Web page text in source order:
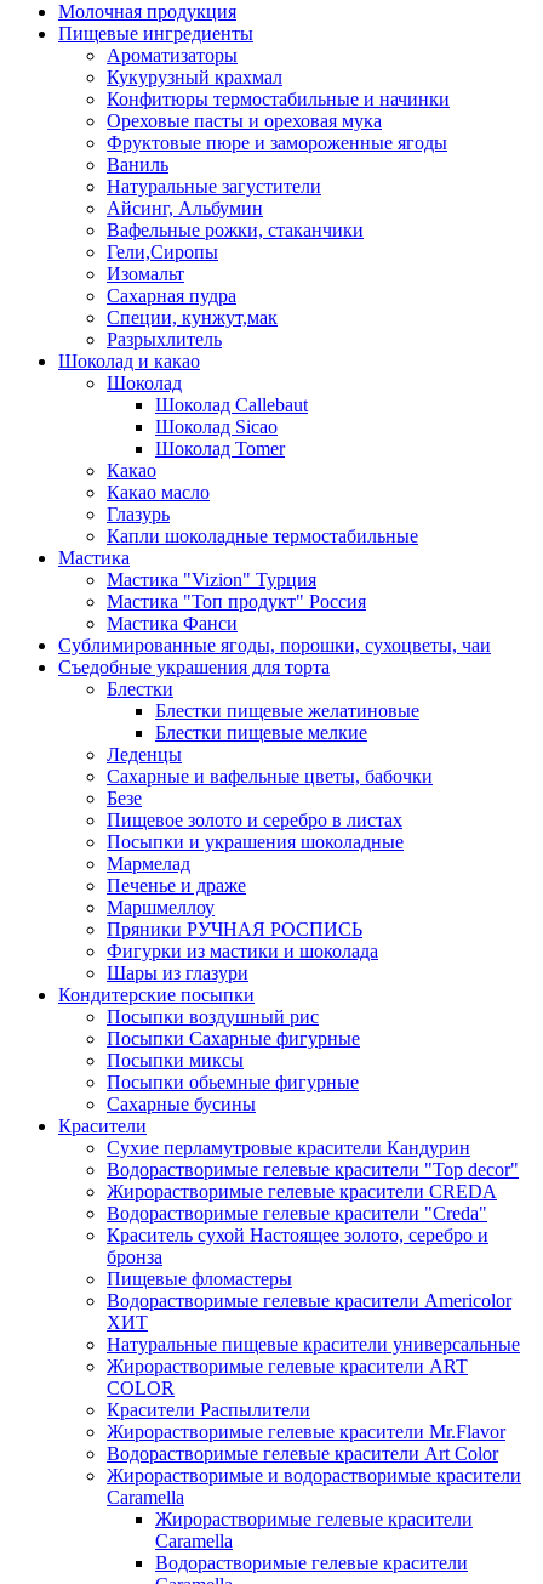
Молочная продукция
Пищевые ингредиенты
Ароматизаторы
Кукурузный крахмал
Конфитюры термостабильные и начинки
Ореховые пасты и ореховая мука
Фруктовые пюре и замороженные ягоды
Ваниль
Натуральные загустители
Айсинг, Альбумин
Вафельные рожки, стаканчики
Гели,Сиропы
Изомальт
Сахарная пудра
Специи, кунжут,мак
Разрыхлитель
Шоколад и какао
Шоколад
Шоколад Callebaut
Шоколад Sicao
Шоколад Tomer
Какао
Какао масло
Глазурь
Капли шоколадные термостабильные
Мастика
Мастика "Vizion" Турция
Мастика "Топ продукт" Россия
Мастика Фанси
Сублимированные ягоды, порошки, сухоцветы, чаи
Съедобные украшения для торта
Блестки
Блестки пищевые желатиновые
Блестки пищевые мелкие
Леденцы
Сахарные и вафельные цветы, бабочки
Безе
Пищевое золото и серебро в листах
Посыпки и украшения шоколадные
Мармелад
Печенье и драже
Маршмеллоу
Пряники РУЧНАЯ РОСПИСЬ
Фигурки из мастики и шоколада
Шары из глазури
Кондитерские посыпки
Посыпки воздушный рис
Посыпки Сахарные фигурные
Посыпки миксы
Посыпки обьемные фигурные
Сахарные бусины
Красители
Сухие перламутровые красители Кандурин
Водорастворимые гелевые красители "Top decor"
Жирорастворимые гелевые красители CREDA
Водорастворимые гелевые красители "Creda"
Краситель сухой Настоящее золото, серебро и
бронза
Пищевые фломастеры
Водорастворимые гелевые красители Americolor
ХИТ
Натуральные пищевые красители универсальные
Жирорастворимые гелевые красители ART
COLOR
Красители Распылители
Жирорастворимые гелевые красители Mr.Flavor
Водорастворимые гелевые красители Art Color
Жирорастворимые и водорастворимые красители
Caramella
Жирорастворимые гелевые красители
Caramella
Водорастворимые гелевые красители